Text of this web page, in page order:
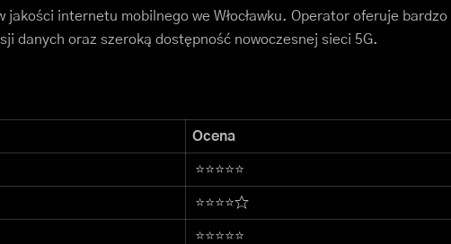
jakości internetu mobilnego we Włocławku. Operator oferuje bardzo
danych oraz szeroką dostępność nowoczesnej sieci 5G.
Ocena
⭐⭐⭐⭐⭐
⭐⭐⭐⭐☆
⭐⭐⭐⭐⭐